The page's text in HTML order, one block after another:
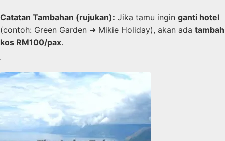
Catatan Tambahan (rujukan): Jika tamu ingin ganti hotel
(contoh: Green Garden ➜ Mikie Holiday), akan ada tambah
kos RM100/pax.